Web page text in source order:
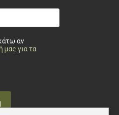
αν
μας για τα